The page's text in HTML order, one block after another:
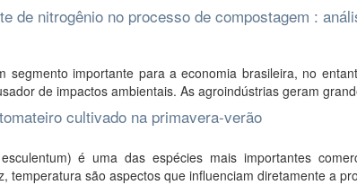
de nitrogênio no processo de compostagem :
segmento importante para a economia brasileira, no
de impactos ambientais. As agroindústrias geram
cultivado na primavera-verão
é uma das espécies mais importantes
temperatura são aspectos que influenciam diretamente a